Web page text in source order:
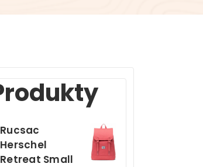
Rucsac
Herschel
Retreat Small